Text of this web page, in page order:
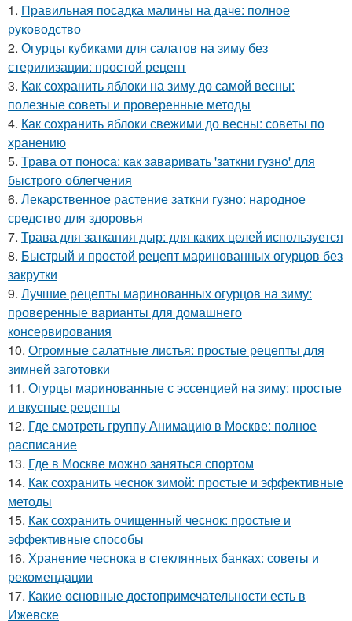
1. Правильная посадка малины на даче: полное
руководство
2. Огурцы кубиками для салатов на зиму без
стерилизации: простой рецепт
3. Как сохранить яблоки на зиму до самой весны:
полезные советы и проверенные методы
4. Как сохранить яблоки свежими до весны: советы по
хранению
5. Трава от поноса: как заваривать 'заткни гузно' для
быстрого облегчения
6. Лекарственное растение заткни гузно: народное
средство для здоровья
7. Трава для заткания дыр: для каких целей используется
8. Быстрый и простой рецепт маринованных огурцов без
закрутки
9. Лучшие рецепты маринованных огурцов на зиму:
проверенные варианты для домашнего
консервирования
10. Огромные салатные листья: простые рецепты для
зимней заготовки
11. Огурцы маринованные с эссенцией на зиму: простые
и вкусные рецепты
12. Где смотреть группу Анимацию в Москве: полное
расписание
13. Где в Москве можно заняться спортом
14. Как сохранить чеснок зимой: простые и эффективные
методы
15. Как сохранить очищенный чеснок: простые и
эффективные способы
16. Хранение чеснока в стеклянных банках: советы и
рекомендации
17. Какие основные достопримечательности есть в
Ижевске